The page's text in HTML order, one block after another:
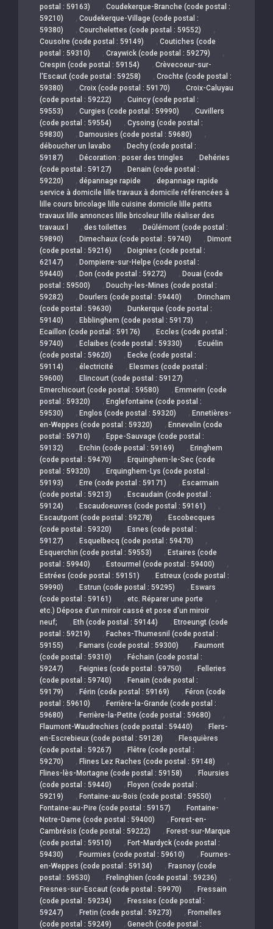
postal : 59163)
, Coudekerque-Branche (code postal :
59210)
, Coudekerque-Village (code postal :
59380)
, Courchelettes (code postal : 59552) ,
Cousolre (code postal : 59149) , Coutiches (code
postal : 59310)
, Craywick (code postal : 59279) ,
Crespin (code postal : 59154) , Crèvecoeur-sur-
l'Escaut (code postal : 59258)
, Crochte (code postal :
59380)
, Croix (code postal : 59170) , Croix-Caluyau
(code postal : 59222)
, Cuincy (code postal :
59553)
, Curgies (code postal : 59990) , Cuvillers
(code postal : 59554)
, Cysoing (code postal :
59830)
, Damousies (code postal : 59680) ,
déboucher un lavabo , Dechy (code postal :
59187)
, Décoration : poser des tringles , Dehéries
(code postal : 59127)
, Denain (code postal :
59220)
, dépannage rapide , depannage rapide
service à domicile lille travaux à domicile référencées à
lille cours bricolage lille cuisine domicile lille petits
travaux lille annonces lille bricoleur lille réaliser des
travaux l
, des toilettes , Deûlémont (code postal :
59890)
, Dimechaux (code postal : 59740) , Dimont
(code postal : 59216)
, Doignies (code postal :
62147)
, Dompierre-sur-Helpe (code postal :
59440)
, Don (code postal : 59272) , Douai (code
postal : 59500)
, Douchy-les-Mines (code postal :
59282)
, Dourlers (code postal : 59440) , Drincham
(code postal : 59630)
, Dunkerque (code postal :
59140)
, Ebblinghem (code postal : 59173) ,
Ecaillon (code postal : 59176) , Eccles (code postal :
59740)
, Eclaibes (code postal : 59330) , Ecuélin
(code postal : 59620)
, Eecke (code postal :
59114)
, électricité , Elesmes (code postal :
59600)
, Elincourt (code postal : 59127) ,
Emerchicourt (code postal : 59580) , Emmerin (code
postal : 59320)
, Englefontaine (code postal :
59530)
, Englos (code postal : 59320) , Ennetières-
en-Weppes (code postal : 59320)
, Ennevelin (code
postal : 59710)
, Eppe-Sauvage (code postal :
59132)
, Erchin (code postal : 59169) , Eringhem
(code postal : 59470)
, Erquinghem-le-Sec (code
postal : 59320)
, Erquinghem-Lys (code postal :
59193)
, Erre (code postal : 59171) , Escarmain
(code postal : 59213)
, Escaudain (code postal :
59124)
, Escaudoeuvres (code postal : 59161) ,
Escautpont (code postal : 59278) , Escobecques
(code postal : 59320)
, Esnes (code postal :
59127)
, Esquelbecq (code postal : 59470) ,
Esquerchin (code postal : 59553) , Estaires (code
postal : 59940)
, Estourmel (code postal : 59400) ,
Estrées (code postal : 59151) , Estreux (code postal :
59990)
, Estrun (code postal : 59295) , Eswars
(code postal : 59161)
, etc. Réparer une porte ,
etc.) Dépose d'un miroir cassé et pose d'un miroir
neuf;
, Eth (code postal : 59144) , Etroeungt (code
postal : 59219)
, Faches-Thumesnil (code postal :
59155)
, Famars (code postal : 59300) , Faumont
(code postal : 59310)
, Féchain (code postal :
59247)
, Feignies (code postal : 59750) , Felleries
(code postal : 59740)
, Fenain (code postal :
59179)
, Férin (code postal : 59169) , Féron (code
postal : 59610)
, Ferrière-la-Grande (code postal :
59680)
, Ferrière-la-Petite (code postal : 59680) ,
Flaumont-Waudrechies (code postal : 59440) , Flers-
en-Escrebieux (code postal : 59128)
, Flesquières
(code postal : 59267)
, Flêtre (code postal :
59270)
, Flines Lez Raches (code postal : 59148) ,
Flines-lès-Mortagne (code postal : 59158) , Floursies
(code postal : 59440)
, Floyon (code postal :
59219)
, Fontaine-au-Bois (code postal : 59550) ,
Fontaine-au-Pire (code postal : 59157) , Fontaine-
Notre-Dame (code postal : 59400)
, Forest-en-
Cambrésis (code postal : 59222)
, Forest-sur-Marque
(code postal : 59510)
, Fort-Mardyck (code postal :
59430)
, Fourmies (code postal : 59610) , Fournes-
en-Weppes (code postal : 59134)
, Frasnoy (code
postal : 59530)
, Frelinghien (code postal : 59236) ,
Fresnes-sur-Escaut (code postal : 59970) , Fressain
(code postal : 59234)
, Fressies (code postal :
59247)
, Fretin (code postal : 59273) , Fromelles
(code postal : 59249)
, Genech (code postal :